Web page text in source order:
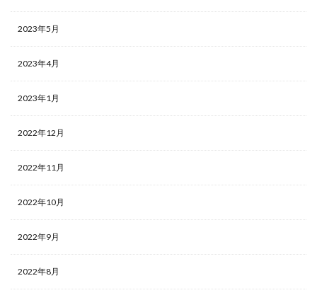
2023年5月
2023年4月
2023年1月
2022年12月
2022年11月
2022年10月
2022年9月
2022年8月